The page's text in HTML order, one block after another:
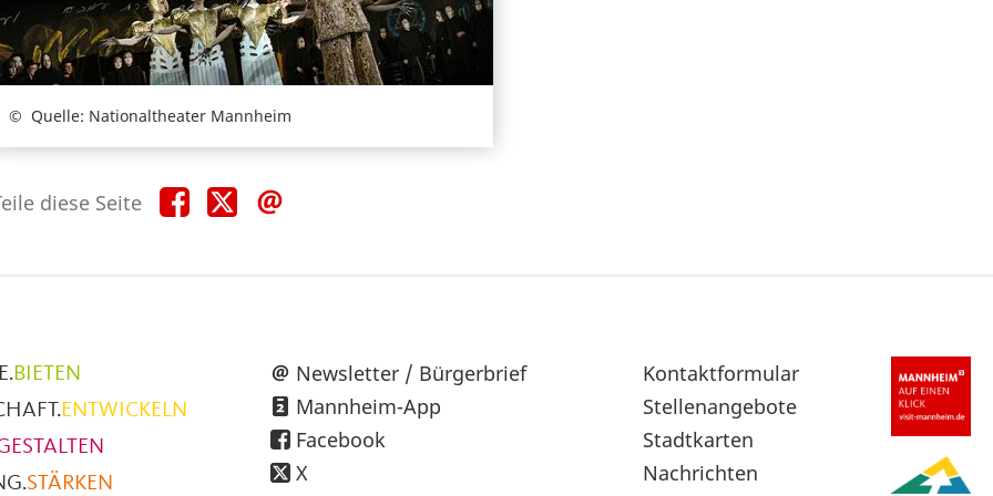
Quelle: Nationaltheater Mannheim
diese Seite Teile
diese
Teile
diese
BIETEN
ENTWICKELN
STÄRKEN
Newsletter / Bürgerbrief
Mannheim-App
Facebook
X
Sekundärnavigation
im
Fußbereich
Kontaktformular
Stellenangebote
Stadtkarten
Nachrichten